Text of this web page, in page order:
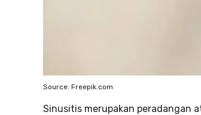
Source: Freepik.com
Sinusitis merupakan peradangan